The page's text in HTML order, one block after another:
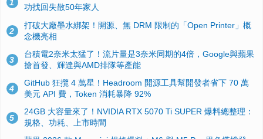
1
功找回失散50年家人
2
打破大廠墨水綁架！開源、無 DRM 限制的「Open Printer」概
念機亮相
3
台積電2奈米太猛了！流片量是3奈米同期的4倍，Google與蘋果
搶首發、輝達與AMD排隊等產能
4
GitHub 狂攬 4 萬星！Headroom 開源工具幫開發者省下 70 萬
美元 API 費，Token 消耗暴降 92%
5
24GB 大容量來了！NVIDIA RTX 5070 Ti SUPER 爆料總整理：
規格、功耗、上市時間